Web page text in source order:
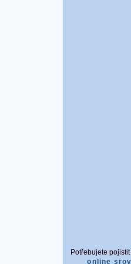
Potřebujete
online